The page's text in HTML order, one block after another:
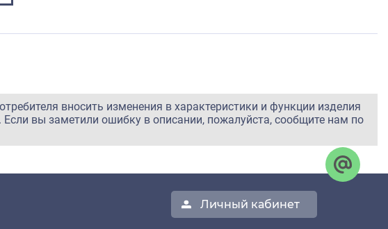
вносить изменения в характеристики и функции изделия
вы заметили ошибку в описании, пожалуйста, сообщите нам по
Личный кабинет